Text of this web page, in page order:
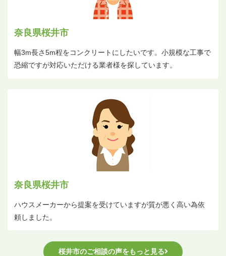
奈良県桜井市
幅3m長さ5m程をコンクリートにしたいです。小規模な工事で
恐縮ですが対応いただける業者様を探しています。
奈良県桜井市
ハウスメーカーから提案を受けていますが質が悪く高い為依
頼しました。
桜井市のご相談の声をもっと見る